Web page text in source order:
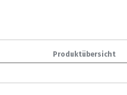
Produktübersicht